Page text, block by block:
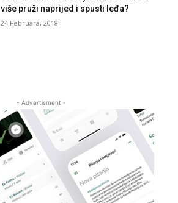
više pruži naprijed i spusti leđa?
24 Februara, 2018
- Advertisment -